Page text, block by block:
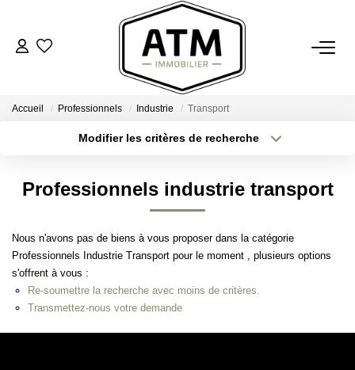
ACHETER
Notre Agence
Nos Engagements
Nos Avis Clients
Accueil Professionnels Industrie Transport
Modifier les critères de recherche
Type de bien
Budget max Plus de critères
Professionnels industrie transport
Nous n'avons pas de biens à vous proposer dans la catégorie
Professionnels Industrie Transport pour le moment , plusieurs options
s'offrent à vous :
Re-soumettre la recherche avec moins de critères.
Transmettez-nous votre demande